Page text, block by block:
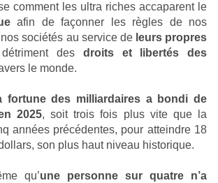
comment les ultra riches accaparent le
afin de façonner les règles de nos
sociétés au service de leurs propres
des droits et libertés des
le monde.
fortune des milliardaires a bondi de
2025, soit trois fois plus vite que la
années précédentes, pour atteindre 18
son plus haut niveau historique.
qu’une personne sur quatre n’a